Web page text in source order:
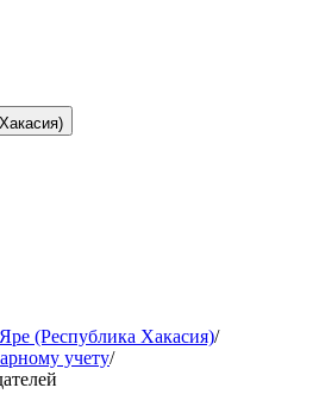
(Республика Хакасия)/
учету/